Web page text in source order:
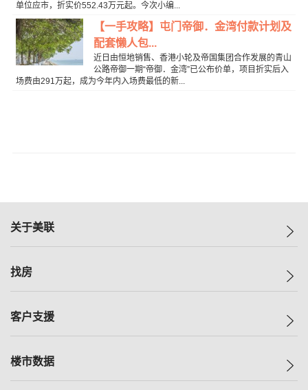
单位应市，折实价552.43万元起。今次小编...
【一手攻略】屯门帝御．金湾付款计划及
配套懒人包...
近日由恒地销售、香港小轮及帝国集团合作发展的青山
公路帝御一期“帝御．金湾”已公布价单，项目折实后入
场费由291万起，成为今年内入场费最低的新...
关于美联
美联集团
人才招募
找房
一手新房
减价
客户支援
自助放盘
楼市数据